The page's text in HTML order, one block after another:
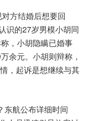
方结婚后想要回
识的27岁男模小胡同
，小胡隐瞒已婚事
余元。小胡则辩称，
，起诉是想继续与其
东航公布详细时间